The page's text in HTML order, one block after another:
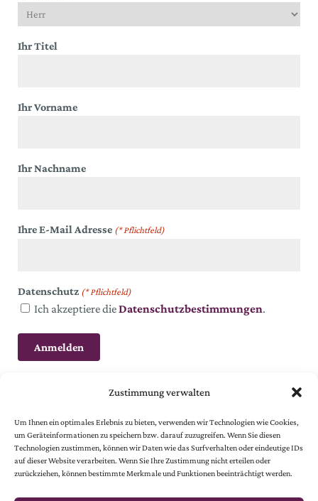
Zustimmung verwalten
Um Ihnen ein optimales Erlebnis zu bieten, verwenden wir Technologien wie Cookies,
um Geräteinformationen zu speichern bzw. darauf zuzugreifen. Wenn Sie diesen
Technologien zustimmen, können wir Daten wie das Surfverhalten oder eindeutige IDs
auf dieser Website verarbeiten. Wenn Sie Ihre Zustimmung nicht erteilen oder
zurückziehen, können bestimmte Merkmale und Funktionen beeinträchtigt werden.
Ihr Titel
Ihr Vorname
Ihr Nachname
Ihre E-Mail Adresse (* Pflichtfeld)
Datenschutz (* Pflichtfeld)
Ich akzeptiere dieDatenschutzbestimmungen.
© 2024 Österreichische Gesellschaft vom Goldenen Kreuze.
Alle Rechte vorbehalten.